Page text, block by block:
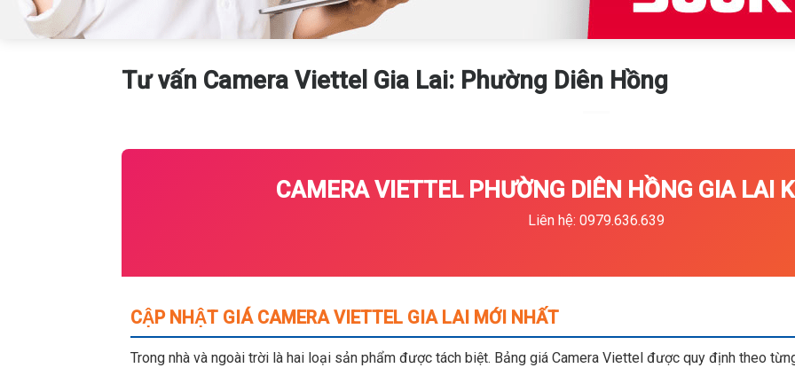
Tư vấn Camera Viettel Gia Lai: Phường Diên Hồng
CAMERA VIETTEL PHƯỜNG DIÊN HỒNG GIA LAI
Liên hệ: 0979.636.639
CẬP NHẬT GIÁ CAMERA VIETTEL GIA LAI MỚI NHẤT
Trong nhà và ngoài trời là hai loại sản phẩm được tách biệt. Bảng giá Camera Viettel được quy định theo